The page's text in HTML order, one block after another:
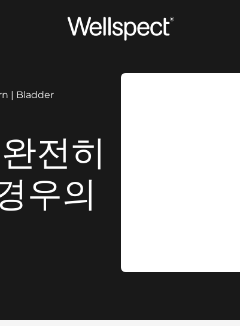
Wellspect
전히
우의
| Bladder